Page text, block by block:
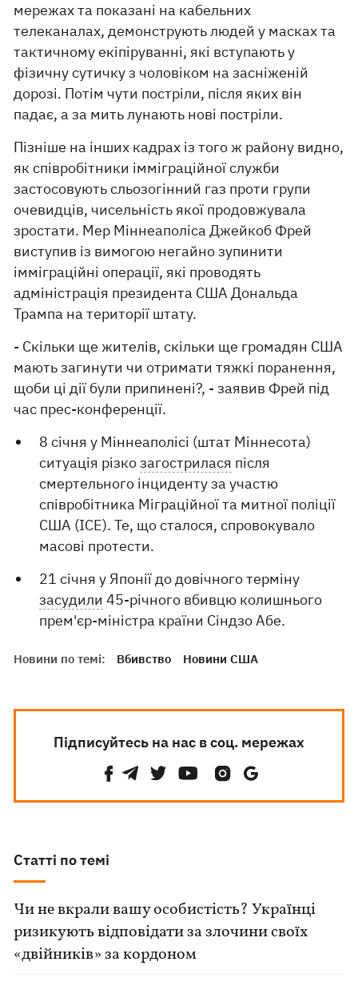
мережах та показані на кабельних
телеканалах, демонструють людей у ​​масках та
тактичному екіпіруванні, які вступають у
фізичну сутичку з чоловіком на засніженій
дорозі. Потім чути постріли, після яких він
падає, а за мить лунають нові постріли.
Пізніше на інших кадрах із того ж району видно,
як співробітники імміграційної служби
застосовують сльозогінний газ проти групи
очевидців, чисельність якої продовжувала
зростати. Мер Міннеаполіса Джейкоб Фрей
виступив із вимогою негайно зупинити
імміграційні операції, які проводять
адміністрація президента США Дональда
Трампа на території штату.
- Скільки ще жителів, скільки ще громадян США
мають загинути чи отримати тяжкі поранення,
щоби ці дії були припинені?, - заявив Фрей під
час прес-конференції.
8 січня у Міннеаполісі (штат Міннесота)
ситуація різкозагострилася після
смертельного інциденту за участю
співробітника Міграційної та митної поліції
США (ICE). Те, що сталося, спровокувало
масові протести.
21 січня у Японії до довічного терміну
засудили 45-річного вбивцю колишнього
прем'єр-міністра країни Сіндзо Абе.
Новини по темі: Вбивство Новини США
Підписуйтесь на нас в соц. мережах
Статті по темі
Чи не вкрали вашу особистість? Українці
ризикують відповідати за злочини своїх
«двійників» за кордоном